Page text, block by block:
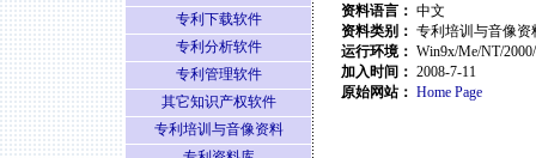
资料语言： 中文
资料类别： 专利培训与音像资
运行环境： Win9x/Me/NT/
加入时间： 2008-7-11
原始网站： Home Page
专利下载软件
专利分析软件
专利管理软件
其它知识产权软件
专利培训与音像资料